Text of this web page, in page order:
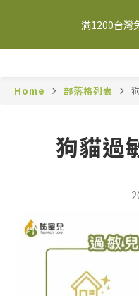
滿1200台灣
註冊會員➤首購省$100；
Home 部落格列表
狗貓過